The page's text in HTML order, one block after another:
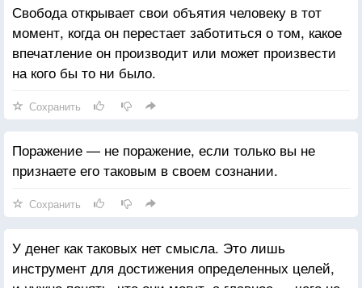
Свобода открывает свои объятия человеку в тот
момент, когда он перестает заботиться о том, какое
впечатление он производит или может произвести
на кого бы то ни было.
Сохранить
Поражение — не поражение, если только вы не
признаете его таковым в своем сознании.
Сохранить
У денег как таковых нет смысла. Это лишь
инструмент для достижения определенных целей,